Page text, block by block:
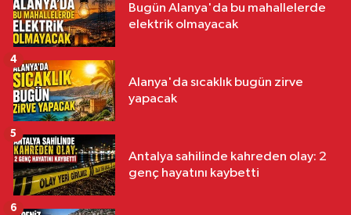
Bugün Alanya'da bu mahallelerde
elektrik olmayacak
Alanya'da sıcaklık bugün zirve
yapacak
4
Antalya sahilinde kahreden olay: 2
genç hayatını kaybetti
5
6